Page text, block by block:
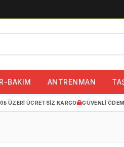
BAKIM ANTRENMAN
ÜZERI ÜCRETSIZ KARGO GÜVENLI